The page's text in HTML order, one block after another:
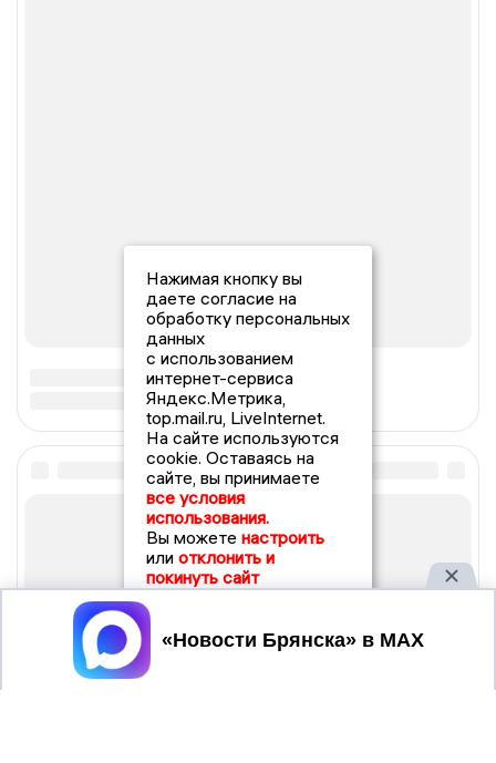
Нажимая кнопку вы
даете согласие на
обработку персональных
данных
с использованием
интернет-сервиса
Яндекс.Метрика,
top.mail.ru, LiveInternet.
На сайте используются
cookie. Оставаясь на
сайте, вы принимаете
все условия
использования.
Вы можете настроить
или отклонить и
покинуть сайт
Принять